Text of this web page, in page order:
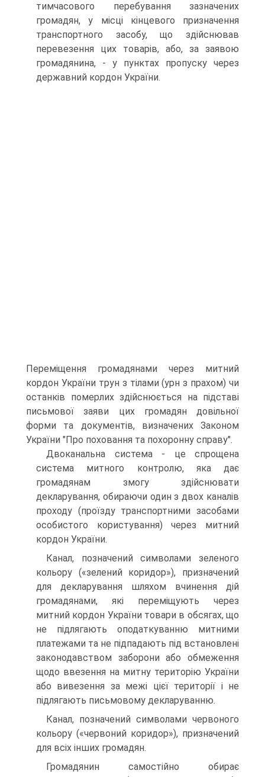
тимчасового перебування зазначених
громадян, у місці кінцевого призначення
транспортного засобу, що здійснював
перевезення цих товарів, або, за заявою
громадянина, - у пунктах пропуску через
державний кордон України.
Переміщення громадянами через митний
кордон України трун з тілами (урн з прахом) чи
останків померлих здійснюється на підставі
письмової заяви цих громадян довільної
форми та документів, визначених Законом
України "Про поховання та похоронну справу".
Двоканальна система - це спрощена
система митного контролю, яка дає
громадянам змогу здійснювати
декларування, обираючи один з двох каналів
проходу (проїзду транспортними засобами
особистого користування) через митний
кордон України.
Канал, позначений символами зеленого
кольору («зелений коридор»), призначений
для декларування шляхом вчинення дій
громадянами, які переміщують через
митний кордон України товари в обсягах, що
не підлягають оподаткуванню митними
платежами та не підпадають під встановлені
законодавством заборони або обмеження
щодо ввезення на митну територію України
або вивезення за межі цієї території і не
підлягають письмовому декларуванню.
Канал, позначений символами червоного
кольору («червоний коридор»), призначений
для всіх інших громадян.
Громадянин самостійно обирає